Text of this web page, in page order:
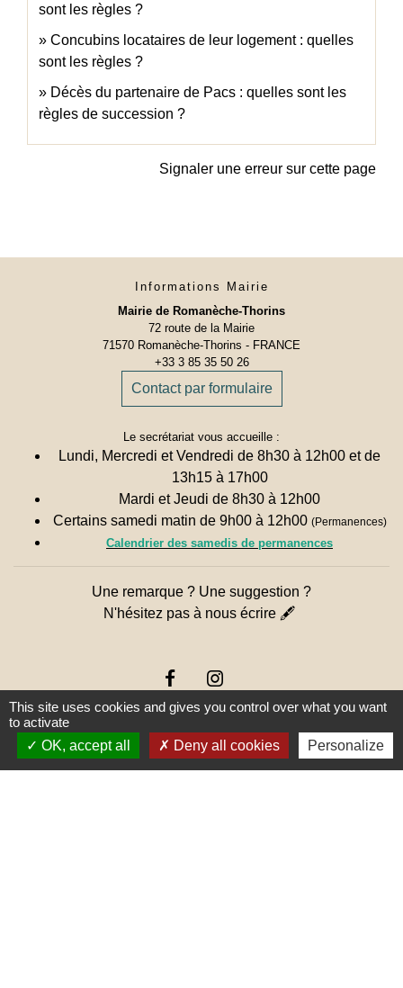
sont les règles ?
Concubins locataires de leur logement : quelles
sont les règles ?
Décès du partenaire de Pacs : quelles sont les
règles de succession ?
Signaler une erreur sur cette page
Informations Mairie
Mairie de Romanèche-Thorins
72 route de la Mairie
71570 Romanèche-Thorins - FRANCE
+33 3 85 35 50 26
Contact par formulaire
Le secrétariat vous accueille :
Lundi, Mercredi et Vendredi de 8h30 à 12h00 et de
13h15 à 17h00
Mardi et Jeudi de 8h30 à 12h00
Certains samedi matin de 9h00 à 12h00 (Permanences)
Calendrier des samedis de permanences
Une remarque ? Une suggestion ?
N'hésitez pas à nous écrire 🖋
This site uses cookies and gives you control over what you want
to activate
OK, accept all
Deny all cookies Personalize